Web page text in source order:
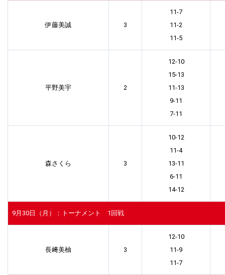
伊藤美誠 3
11-7
11-2
11-5
平野美宇 2
12-10
15-13
11-13
9-11
7-11
森さくら 3
10-12
11-4
13-11
6-11
14-12
9月30日（月）：トーナメント 1回戦
長﨑美柚 3
12-10
11-9
11-7